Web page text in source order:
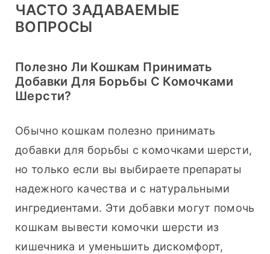
ЧАСТО ЗАДАВАЕМЫЕ
ВОПРОСЫ
Полезно Ли Кошкам Принимать
Добавки Для Борьбы С Комочками
Шерсти?
Обычно кошкам полезно принимать
добавки для борьбы с комочками шерсти,
но только если вы выбираете препараты
надежного качества и с натуральными
ингредиентами. Эти добавки могут помочь
кошкам вывести комочки шерсти из
кишечника и уменьшить дискомфорт,